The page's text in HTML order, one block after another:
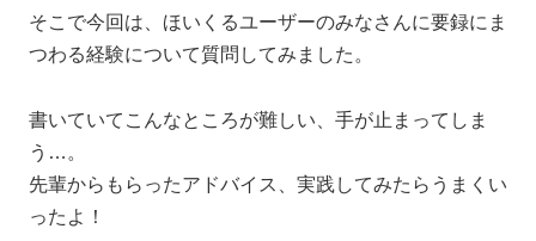
そこで今回は、ほいくるユーザーのみなさんに要録にま
つわる経験について質問してみました。
書いていてこんなところが難しい、手が止まってしま
う…。
先輩からもらったアドバイス、実践してみたらうまくい
ったよ！